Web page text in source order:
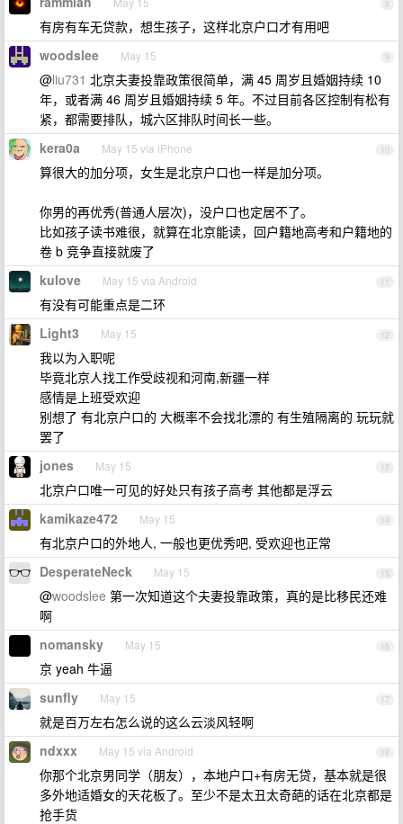
8
有房有车无贷款，想生孩子，这样北京户口才有用吧
9
woodslee May 15
@liu731 北京夫妻投靠政策很简单，满 45 周岁且婚姻持续 10
年，或者满 46 周岁且婚姻持续 5 年。不过目前各区控制有松有
紧，都需要排队，城六区排队时间长一些。
10
kera0a May 15 via iPhone
算很大的加分项，女生是北京户口也一样是加分项。
你男的再优秀(普通人层次)，没户口也定居不了。
比如孩子读书难很，就算在北京能读，回户籍地高考和户籍地的
卷 b 竞争直接就废了
11
kulove May 15 via Android
有没有可能重点是二环
12
Light3 May 15
我以为入职呢
毕竟北京人找工作受歧视和河南,新疆一样
感情是上班受欢迎
别想了 有北京户口的 大概率不会找北漂的 有生殖隔离的 玩玩就
罢了
13
jones May 15
北京户口唯一可见的好处只有孩子高考 其他都是浮云
14
kamikaze472 May 15
有北京户口的外地人, 一般也更优秀吧, 受欢迎也正常
15
DesperateNeck May 15
@woodslee 第一次知道这个夫妻投靠政策，真的是比移民还难
啊
16
nomansky May 15
京 yeah 牛逼
17
sunfly May 15
就是百万左右怎么说的这么云淡风轻啊
18
ndxxx May 15 via Android
你那个北京男同学（朋友），本地户口+有房无贷，基本就是很
多外地适婚女的天花板了。至少不是太丑太奇葩的话在北京都是
抢手货